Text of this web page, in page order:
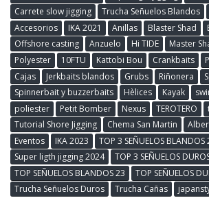
Carrete slow jigging
Trucha Señuelos Blandos
Accesorios
IKA 2021 Anillas Blaster Shad
Offshore casting
Anzuelo Hi TIDE Master
Polyester
10FTU Kattobi Bou Crankbaits
Cajas
Jerkbaits blandos Grubs Riñonera
Spinnerbait y buzzerbaits
Hèlices Kayak
poliester
Petit Bomber Nexus TEROTERO
Tutorial Shore Jigging
Chema San Martin
Eventos
IKA 2023
TOP 3 SEÑUELOS BLANDOS
Super ligth jigging 2024
TOP 3 SEÑUELOS
TOP SEÑUELOS BLANDOS 23
TOP SEÑUELOS
Trucha Señuelos Duros
Trucha Cañas